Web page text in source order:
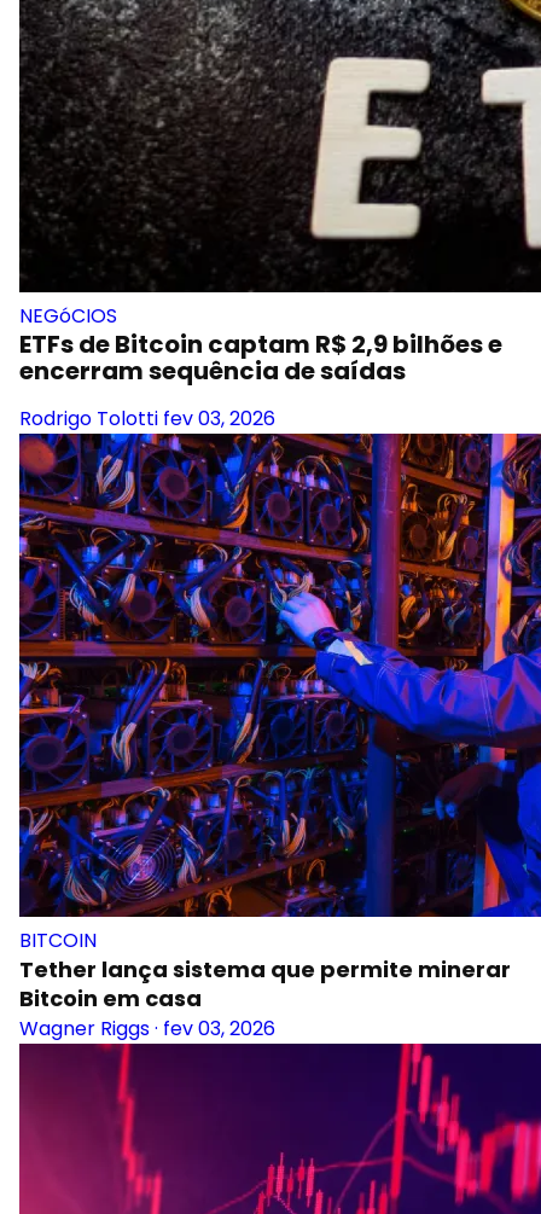
NEGóCIOS
ETFs de Bitcoin captam R$ 2,9 bilhões e
encerram sequência de saídas
Rodrigo Tolotti fev 03, 2026
BITCOIN
Tether lança sistema que permite minerar
Bitcoin em casa
Wagner Riggs· fev 03, 2026